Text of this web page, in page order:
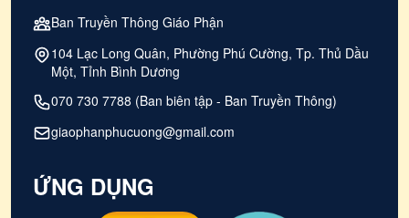
Ban Truyền Thông Giáo Phận
104 Lạc Long Quân, Phường Phú Cường, Tp. Thủ Dầu
Một, Tỉnh Bình Dương
070 730 7788 (Ban biên tập - Ban Truyền Thông)
giaophanphucuong@gmail.com
ỨNG DỤNG